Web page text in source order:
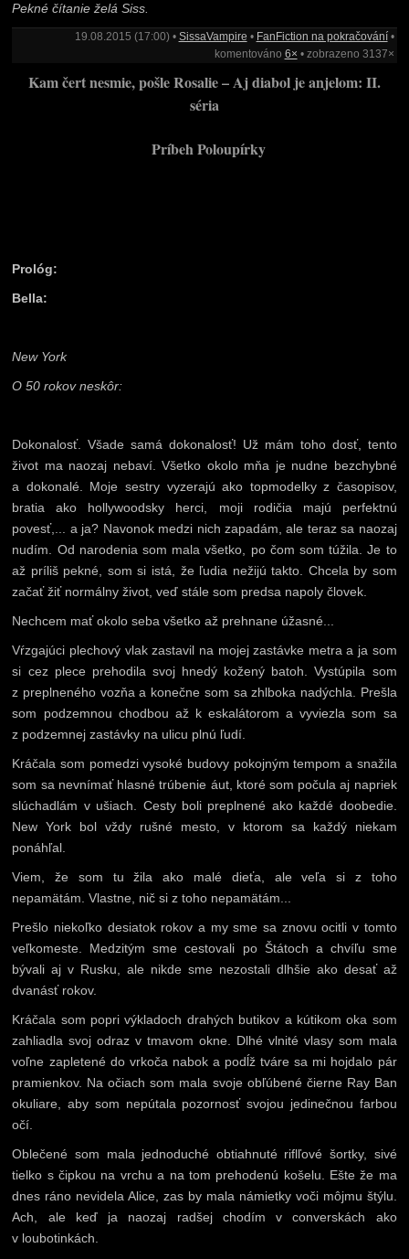
Pekné čítanie želá Siss.
19.08.2015 (17:00) • SissaVampire • FanFiction na pokračování•
komentováno 6× • zobrazeno 3137×
Kam čert nesmie, pošle Rosalie – Aj diabol je anjelom: II.
séria
Príbeh Poloupírky
Prológ:
Bella:
New York
O 50 rokov neskôr:
Dokonalosť. Všade samá dokonalosť! Už mám toho dosť, tento
život ma naozaj nebaví. Všetko okolo mňa je nudne bezchybné
a dokonalé. Moje sestry vyzerajú ako topmodelky z časopisov,
bratia ako hollywoodsky herci, moji rodičia majú perfektnú
povesť,... a ja? Navonok medzi nich zapadám, ale teraz sa naozaj
nudím. Od narodenia som mala všetko, po čom som túžila. Je to
až príliš pekné, som si istá, že ľudia nežijú takto. Chcela by som
začať žiť normálny život, veď stále som predsa napoly človek.
Nechcem mať okolo seba všetko až prehnane úžasné...
Vŕzgajúci plechový vlak zastavil na mojej zastávke metra a ja som
si cez plece prehodila svoj hnedý kožený batoh. Vystúpila som
z preplneného vozňa a konečne som sa zhlboka nadýchla. Prešla
som podzemnou chodbou až k eskalátorom a vyviezla som sa
z podzemnej zastávky na ulicu plnú ľudí.
Kráčala som pomedzi vysoké budovy pokojným tempom a snažila
som sa nevnímať hlasné trúbenie áut, ktoré som počula aj napriek
slúchadlám v ušiach. Cesty boli preplnené ako každé doobedie.
New York bol vždy rušné mesto, v ktorom sa každý niekam
ponáhľal.
Viem, že som tu žila ako malé dieťa, ale veľa si z toho
nepamätám. Vlastne, nič si z toho nepamätám...
Prešlo niekoľko desiatok rokov a my sme sa znovu ocitli v tomto
veľkomeste. Medzitým sme cestovali po Štátoch a chvíľu sme
bývali aj v Rusku, ale nikde sme nezostali dlhšie ako desať až
dvanásť rokov.
Kráčala som popri výkladoch drahých butikov a kútikom oka som
zahliadla svoj odraz v tmavom okne. Dlhé vlnité vlasy som mala
voľne zapletené do vrkoča nabok a podĺž tváre sa mi hojdalo pár
pramienkov. Na očiach som mala svoje obľúbené čierne Ray Ban
okuliare, aby som nepútala pozornosť svojou jedinečnou farbou
očí.
Oblečené som mala jednoduché obtiahnuté riflľové šortky, sivé
tielko s čipkou na vrchu a na tom prehodenú košelu. Ešte že ma
dnes ráno nevidela Alice, zas by mala námietky voči môjmu štýlu.
Ach, ale keď ja naozaj radšej chodím v converskách ako
v loubotinkách.